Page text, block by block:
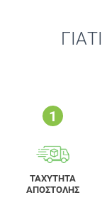
ΓΙΑΤΙ
ΤΑΧΥΤΗΤΑ
ΑΠΟΣΤΟΛΗΣ